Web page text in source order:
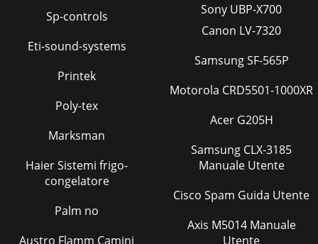
Sp-controls
Eti-sound-systems
Printek
Poly-tex
Marksman
Haier Sistemi frigo-
congelatore
Palm no
Austro Flamm Camini
Sony UBP-X700
Canon LV-7320
Samsung SF-565P
Motorola CRD5501-1000XR
Acer G205H
Samsung CLX-3185
Manuale Utente
Cisco Spam Guida Utente
Axis M5014 Manuale
Utente